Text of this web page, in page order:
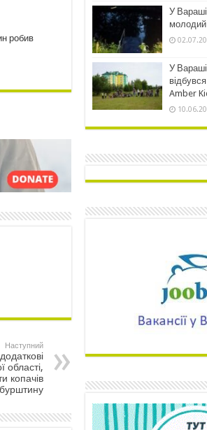
робив
Наступний
області,
копачів
бурштину
У
молодий
У
Amber